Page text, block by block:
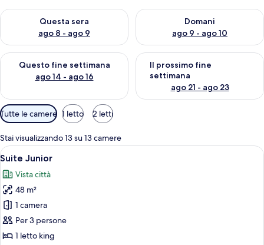
Questa sera
ago 8 - ago 9
Verifica la disponibilità per questa sera, ago 8 - ago 9
Domani
ago 9 - ago 10
Verifica la disponibilità per
Questo fine settimana
ago 14 - ago 16
Verifica la disponibilità per questo fine settimana, ago 14 -
Il prossimo fine
settimana
ago 21 - ago 23
Verifica la disponibilità per il
Filtri
disponibili
per
le
camere
Tutte le camere 1 letto 2 letti
Stai visualizzando 13 su 13 camere
Apri
tutte
le
foto
per
Suite
Junior
Camera d'albergo con un letto
5
Suite Junior
Vista città
48 m²
1 camera
Per 3 persone
1 letto king